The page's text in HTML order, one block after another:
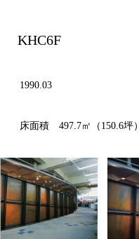
KHC6F
1990.03
床面積 497.7㎡（150.6坪）